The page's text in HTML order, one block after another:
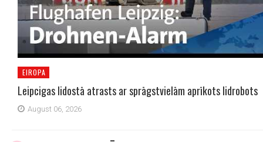
EIROPA
Leipcigas lidostā atrasts ar sprāgstvielām aprīkots lidrobots
August 06, 2026